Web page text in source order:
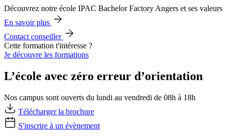
Découvrez notre école IPAC Bachelor Factory Angers et ses valeurs
En savoir plus
Contact conseiller
Cette formation t'intéresse ?
Je découvre les formations
L’école avec zéro erreur d’orientation
Nos campus sont ouverts du lundi au vendredi de 08h à 18h
Télécharger la brochure
S'inscrire à un évènement